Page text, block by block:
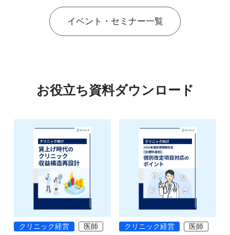
イベント・セミナー一覧
お役立ち資料ダウンロード
クリニック経営 医師 クリニック経営 医師